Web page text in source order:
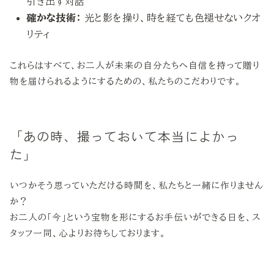
確かな技術： 光と影を操り、時を経ても色褪せないクオ
リティ
これらはすべて、お二人が未来の自分たちへ自信を持って贈り
物を届けられるようにするための、私たちのこだわりです。
「あの時、撮っておいて本当によかっ
た」
いつかそう思っていただける時間を、私たちと一緒に作りません
か？
お二人の「今」という宝物を形にするお手伝いができる日を、ス
タッフ一同、心よりお待ちしております。